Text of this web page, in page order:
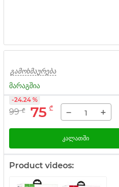
გამოხმაურება
მარაგშია
99 ₾ 75 ₾
-24.24 %
− +
კალათში
Product videos: